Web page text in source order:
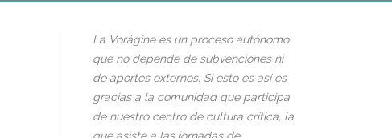
La Vorágine es un proceso autónomo
que no depende de subvenciones ni
de aportes externos. Si esto es así es
gracias a la comunidad que participa
de nuestro centro de cultura crítica, la